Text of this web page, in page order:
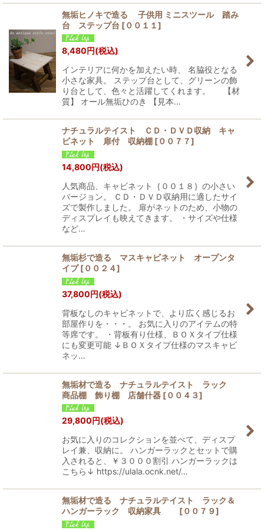
無垢ヒノキで造る 子供用 ミニスツール 踏み
台 ステップ台 [００１１]
8,480円(税込)
インテリアに何かを加えたい時、 名脇役となる
小さな家具。 ステップ台として、グリーンの飾
り台として、色々と活躍してくれます。 【材
質】 オール無垢ひのき 【見本…
ナチュラルテイスト ＣＤ・ＤＶＤ収納 キャ
ビネット 扉付 収納棚 [００７７]
14,800円(税込)
人気商品、キャビネット｛００１８｝の小さい
バージョン。 ＣＤ・ＤＶＤ収納用に適したサイ
ズで製作しました。 扉がネットのため、小物の
ディスプレイも映えてきます。 ・サイズや仕様
など…
無垢杉で造る マスキャビネット オープンタ
イプ [００２４]
37,800円(税込)
背板なしのキャビネットで、より広く感じるお
部屋作りを・・・。 お気に入りのアイテムの特
等席です。 ・背板有り仕様、ＢＯＸタイプ仕様
にも変更可能 ↓ＢＯＸタイプ仕様のマスキャビ
ネッ…
無垢材で造る ナチュラルテイスト ラック
商品棚 飾り棚 店舗什器 [００４３]
29,800円(税込)
お気に入りのコレクションを並べて、ディスプ
レイ兼、収納に。 ハンガーラックとセットで購
入されると、￥３０００割引 ハンガーラックは
こちら↓ https://ulala.ocnk.net/…
無垢材で造る ナチュラルテイスト ラック＆
ハンガーラック 収納家具
[００７９]